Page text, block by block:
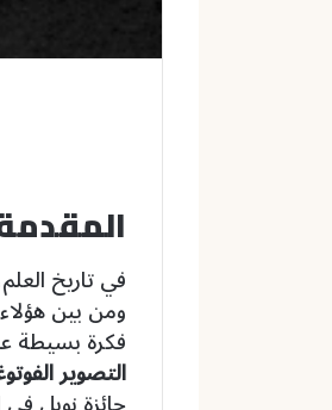
في تاريخ
ومن بين
فكرة بسيطة
التصوير